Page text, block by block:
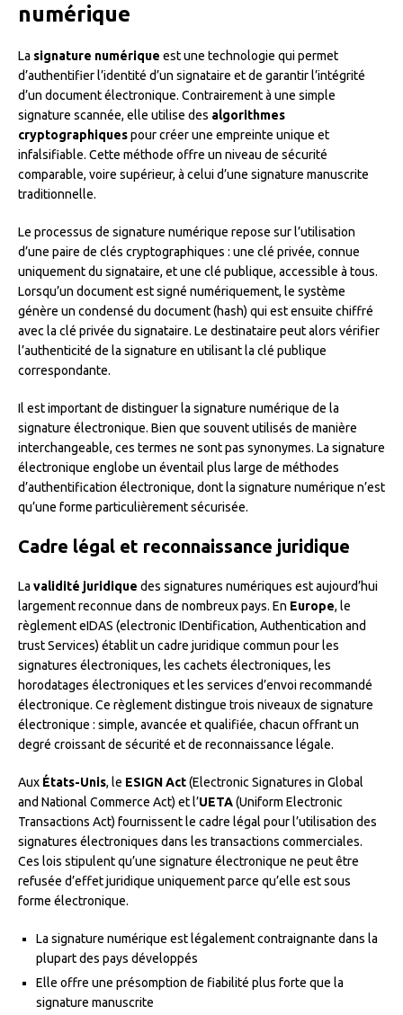
numérique
La signature numérique est une technologie qui permet
d’authentifier l’identité d’un signataire et de garantir l’intégrité
d’un document électronique. Contrairement à une simple
signature scannée, elle utilise des algorithmes
cryptographiquespour créer une empreinte unique et
infalsifiable. Cette méthode offre un niveau de sécurité
comparable, voire supérieur, à celui d’une signature manuscrite
traditionnelle.
Le processus de signature numérique repose sur l’utilisation
d’une paire de clés cryptographiques : une clé privée, connue
uniquement du signataire, et une clé publique, accessible à tous.
Lorsqu’un document est signé numériquement, le système
génère un condensé du document (hash) qui est ensuite chiffré
avec la clé privée du signataire. Le destinataire peut alors vérifier
l’authenticité de la signature en utilisant la clé publique
correspondante.
Il est important de distinguer la signature numérique de la
signature électronique. Bien que souvent utilisés de manière
interchangeable, ces termes ne sont pas synonymes. La signature
électronique englobe un éventail plus large de méthodes
d’authentification électronique, dont la signature numérique n’est
qu’une forme particulièrement sécurisée.
Cadre légal et reconnaissance juridique
La validité juridique des signatures numériques est aujourd’hui
largement reconnue dans de nombreux pays. En Europe, le
règlement eIDAS (electronic IDentification, Authentication and
trust Services) établit un cadre juridique commun pour les
signatures électroniques, les cachets électroniques, les
horodatages électroniques et les services d’envoi recommandé
électronique. Ce règlement distingue trois niveaux de signature
électronique : simple, avancée et qualifiée, chacun offrant un
degré croissant de sécurité et de reconnaissance légale.
Aux États-Unis, le ESIGN Act(Electronic Signatures in Global
and National Commerce Act) et l’UETA(Uniform Electronic
Transactions Act) fournissent le cadre légal pour l’utilisation des
signatures électroniques dans les transactions commerciales.
Ces lois stipulent qu’une signature électronique ne peut être
refusée d’effet juridique uniquement parce qu’elle est sous
forme électronique.
La signature numérique est légalement contraignante dans la
plupart des pays développés
Elle offre une présomption de fiabilité plus forte que la
signature manuscrite